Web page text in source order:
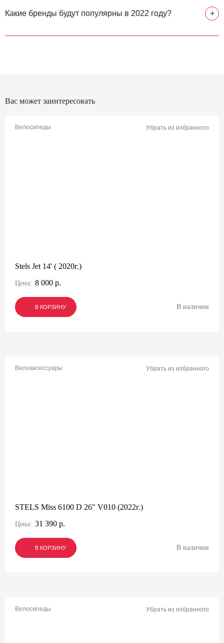
Какие бренды будут популярны в 2022 году? +
Вас может заинтересовать
Велосипеды Убрать из избранного
Stels Jet 14' ( 2020г.)
Цена: 8 000 р.
В КОРЗИНУ
В КОРЗИНУ
В КОРЗИНУ В наличии
Велоаксессуары Убрать из избранного
STELS Miss 6100 D 26" V010 (2022г.)
Цена: 31 390 р.
В КОРЗИНУ
В КОРЗИНУ
В КОРЗИНУ В наличии
Велосипеды Убрать из избранного